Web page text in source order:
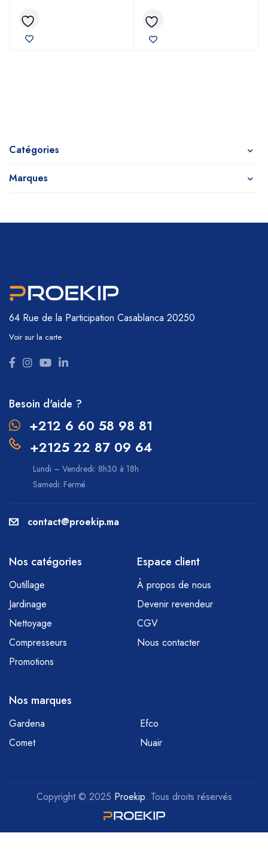
Catégories
Marques
64 Rue de la Participation Casablanca 20250
Voir sur la carte
Besoin d'aide ?
+212 6 60 58 98 81
+2125 22 87 09 64
Lundi – Vendredi: 8h30 à 18h
Samedi: Fermé
contact@proekip.ma
Nos catégories
Outillage
Jardinage
Nettoyage
Compresseurs
Promotions
Espace client
À propos de nous
Devenir revendeur
CGV
Nous contacter
Nos marques
Gardena
Efco
Comet
Nuair
Copyright © 2025 Proekip. Tous droits réservés